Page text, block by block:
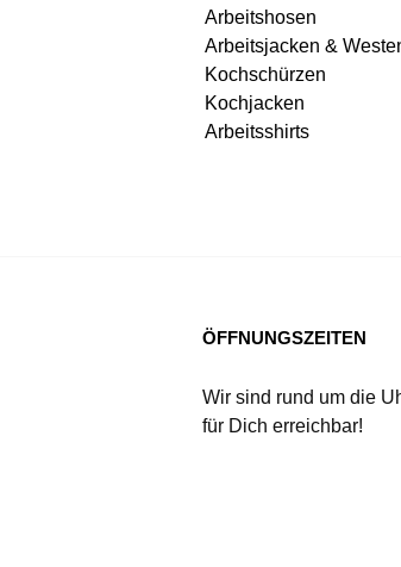
Arbeitshosen
Arbeitsjacken &
Kochschürzen
Kochjacken
Arbeitsshirts
ÖFFNUNGSZEITEN
Wir sind rund um die
für Dich erreichbar!